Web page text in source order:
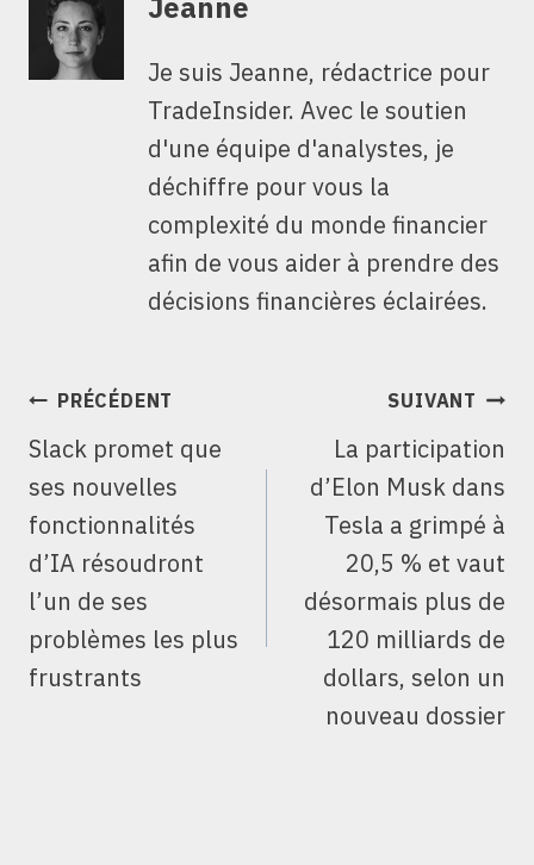
Je suis Jeanne, rédactrice pour
TradeInsider. Avec le soutien
d'une équipe d'analystes, je
déchiffre pour vous la
complexité du monde financier
afin de vous aider à prendre des
décisions financières éclairées.
NAVIGATION
L’ARTICLE
PRÉCÉDENT
Slack promet que
ses nouvelles
fonctionnalités
d’IA résoudront
l’un de ses
problèmes les plus
frustrants
SUIVANT
La participation
d’Elon Musk dans
Tesla a grimpé à
20,5 % et vaut
désormais plus de
120 milliards de
dollars, selon un
nouveau dossier